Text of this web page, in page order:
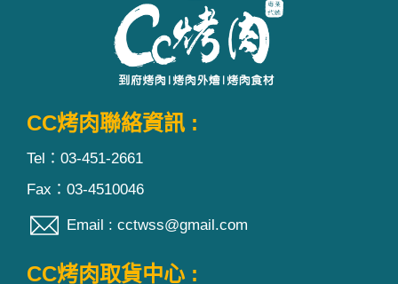
CC烤肉聯絡資訊 :
Tel：03-451-2661
Fax：03-4510046
Email : cctwss@gmail.com
CC烤肉取貨中心 :